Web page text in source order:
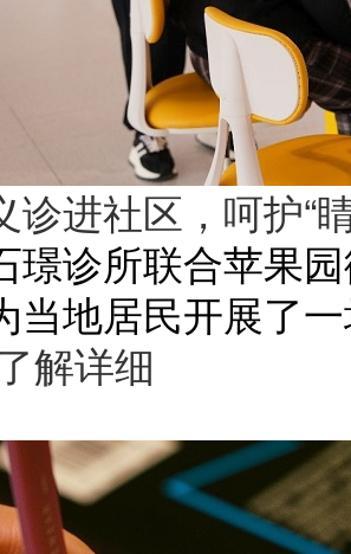
诊进社区，呵护“
璟诊所联合苹果
地居民开展了一
解详细